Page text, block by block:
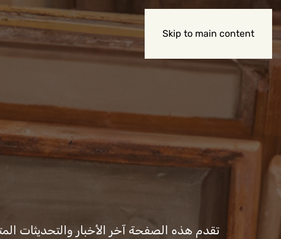
Skip to main content
تقدم هذه الصفحة آخر الأخبار والتحديثات